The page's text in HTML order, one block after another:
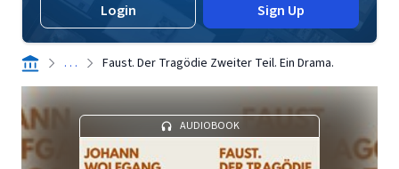
Login Sign Up
. . . Faust. Der Tragödie Zweiter Teil. Ein Drama.
AUDIOBOOK